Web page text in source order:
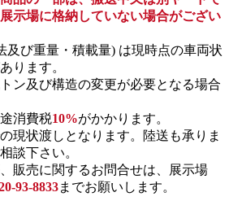
示場に格納していない場合がござい
及び重量・積載量) は現時点の車両状
ります。
ン及び構造の変更が必要となる場合
消費税10%がかかります。
現状渡しとなります。陸送も承りま
談下さい。
販売に関するお問合せは、展示場
93-8833までお願いします。